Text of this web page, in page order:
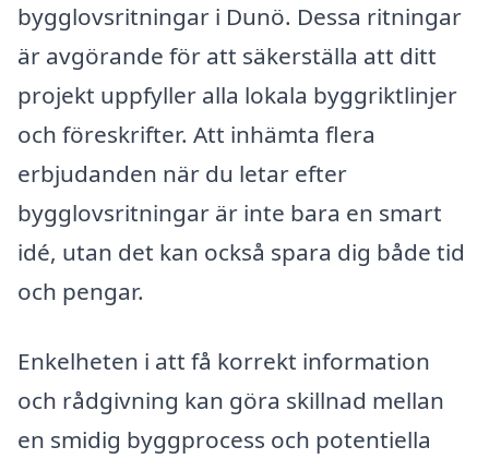
bygglovsritningar i Dunö. Dessa ritningar
är avgörande för att säkerställa att ditt
projekt uppfyller alla lokala byggriktlinjer
och föreskrifter. Att inhämta flera
erbjudanden när du letar efter
bygglovsritningar är inte bara en smart
idé, utan det kan också spara dig både tid
och pengar.
Enkelheten i att få korrekt information
och rådgivning kan göra skillnad mellan
en smidig byggprocess och potentiella